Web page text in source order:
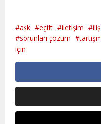
aşk eçift iletişim
sorunları çözüm
için